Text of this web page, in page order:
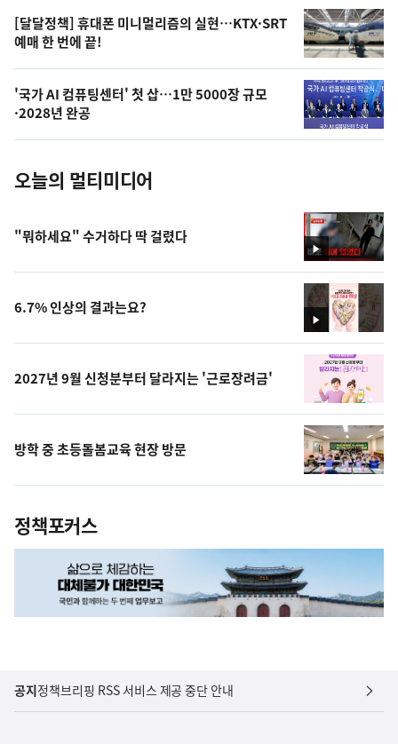
오
늘
의
사
진
[달달정책] 휴대폰 미니멀리즘의 실현…KTX·SRT
예매 한 번에 끝!
'국가 AI 컴퓨팅센터' 첫 삽…1만 5000장 규모
·2028년 완공
오늘의 멀티미디어
영
상
"뭐하세요" 수거하다 딱 걸렸다
영
상
6.7% 인상의 결과는요?
2027년 9월 신청분부터 달라지는 '근로장려금'
방학 중 초등돌봄교육 현장 방문
정책포커스
공지정책브리핑 RSS 서비스 제공 중단 안내